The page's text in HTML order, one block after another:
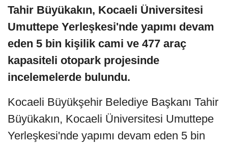
Tahir Büyükakın, Kocaeli Üniversitesi
Umuttepe Yerleşkesi'nde yapımı devam
eden 5 bin kişilik cami ve 477 araç
kapasiteli otopark projesinde
incelemelerde bulundu.
Kocaeli Büyükşehir Belediye Başkanı Tahir
Büyükakın, Kocaeli Üniversitesi Umuttepe
Yerleşkesi'nde yapımı devam eden 5 bin